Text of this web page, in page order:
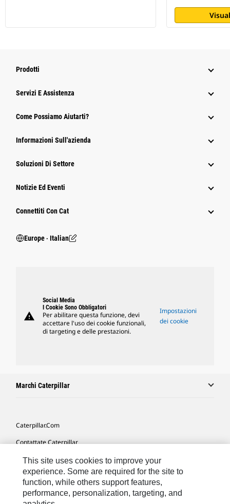
Prodotti
Servizi E Assistenza
Come Possiamo Aiutarti?
Informazioni Sull'azienda
Soluzioni Di Settore
Notizie Ed Eventi
Connettiti Con Cat
Europe ‧ Italian
warning
Social Media
I Cookie Sono Obbligatori
Per abilitare questa funzione, devi
accettare l'uso dei cookie funzionali,
di targeting e delle prestazioni.
Impostazioni
dei cookie
Marchi Caterpillar
Caterpillar.com
Contattate Caterpillar
Le Mie Preferenze Di Marketing
Mappa Del Sito
Cookie Settings
This site uses cookies to improve your
experience. Some are required for the site to
function, while others support features,
performance, personalization, targeting, and